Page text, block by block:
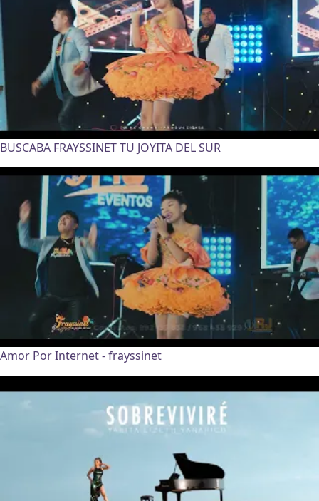
BUSCABA FRAYSSINET TU JOYITA DEL SUR
Amor Por Internet - frayssinet